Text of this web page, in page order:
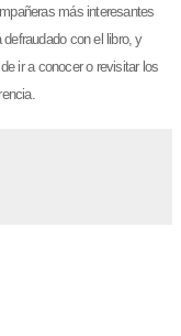
más interesantes
con el libro, y
ir a conocer o revisitar los